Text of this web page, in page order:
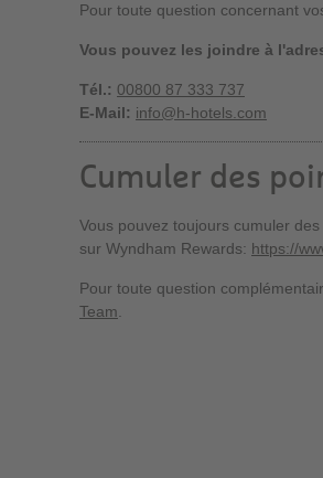
Pour toute question concernant
Vous pouvez les joindre à
Tél.: 00800 87 333 737
E-Mail: info@h-hotels.com
Cumuler des
Vous pouvez toujours cumuler
sur Wyndham Rewards: https://
Pour toute question
Team